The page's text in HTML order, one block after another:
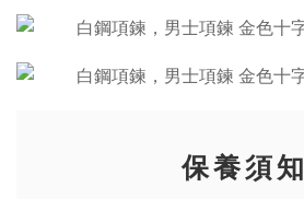
保養須知